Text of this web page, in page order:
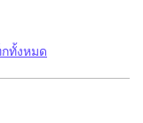
ทั้งหมด